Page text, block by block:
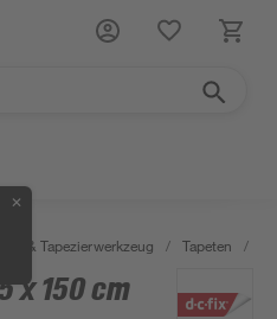
✕
& Tapezierwerkzeug / Tapeten /
x 150 cm